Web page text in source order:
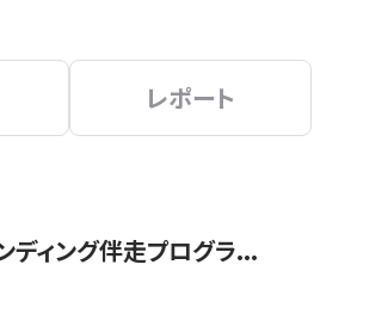
レポート
ディング伴走プログラ...